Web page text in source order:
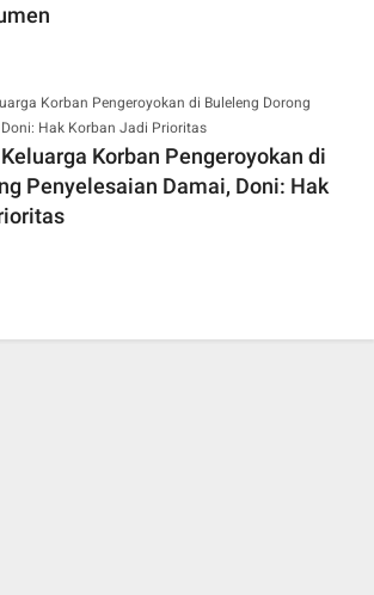
Korban Pengeroyokan di
Penyelesaian Damai, Doni: Hak